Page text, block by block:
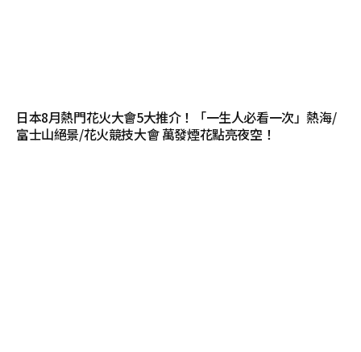
日本8月熱門花火大會5大推介！「一生人必看一次」熱海/
富士山絕景/花火競技大會 萬發煙花點亮夜空！